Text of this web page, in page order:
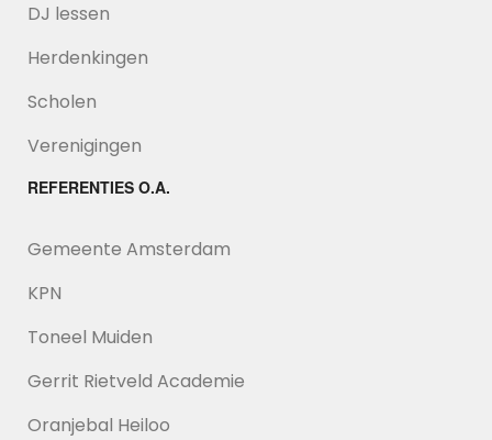
DJ lessen
Herdenkingen
Scholen
Verenigingen
REFERENTIES O.A.
Gemeente Amsterdam
KPN
Toneel Muiden
Gerrit Rietveld Academie
Oranjebal Heiloo